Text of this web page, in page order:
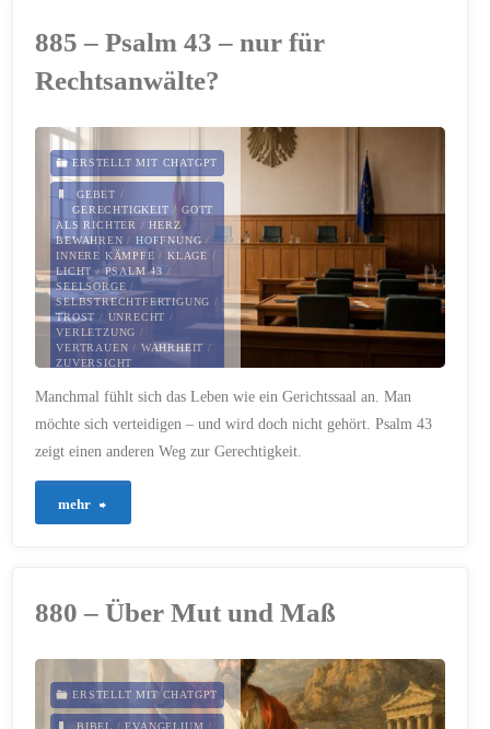
heute
Morgen
rosa
war"
885 – Psalm 43 – nur für
Rechtsanwälte?
ERSTELLT MIT CHATGPT
GEBET /
GERECHTIGKEIT /GOTT
ALS RICHTER /HERZ
BEWAHREN / HOFFNUNG /
INNERE KÄMPFE / KLAGE /
LICHT /PSALM 43/
SEELSORGE /
SELBSTRECHTFERTIGUNG /
TROST / UNRECHT /
VERLETZUNG /
VERTRAUEN / WAHRHEIT /
ZUVERSICHT
14. FEBRUAR 2026
Manchmal fühlt sich das Leben wie ein Gerichtssaal an. Man
möchte sich verteidigen – und wird doch nicht gehört. Psalm 43
zeigt einen anderen Weg zur Gerechtigkeit.
mehr
nur
880 – Über Mut und Maß
ERSTELLT MIT CHATGPT
BIBEL /EVANGELIUM /